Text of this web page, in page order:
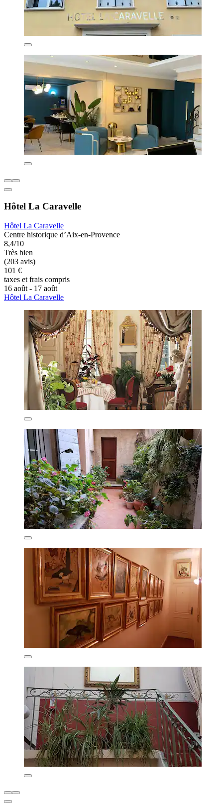
Hôtel La Caravelle
Hôtel La Caravelle
Centre historique d’Aix-en-Provence
8,4/10
Très bien
(203 avis)
101 €
taxes et frais compris
16 août - 17 août
Hôtel La Caravelle